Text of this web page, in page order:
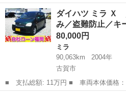
広い車内！大人気‼️ダイハツ タントカ
付き☆走行中DVD見れます☆純正アル
ドラレコ付き☆その...
宮崎 都城市 タント
ダイハツ ミラ Ｘ
み／盗難防止／キ
80,000円
ミラ
90,063km
2004年
古賀市
■ 支払総額: 11万円 ■ 車両本体価格： 80,000 円 ■ メーカー
名： ダイハツ ■ 車種名： ミラ ■